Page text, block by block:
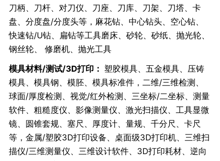
刀柄、刀杆、对刀仪、刀座、刀库、刀架、刀塔、卡
盘、分度盘/分度头等，麻花钻、中心钻头、空心钻、
快速钻/U钻、扁钻等工具磨床、砂轮、砂纸、抛光轮、
钢丝轮、 修磨机、抛光工具
模具材料/测试/3D打印： 塑胶模具、五金模具、压铸
模具、模具钢、模胚、模具标准件，二维/三维检测、
球面/厚度检测、视觉/红外检测、三坐标/二坐标、测量
软件、粗糙度仪、影像测量仪、激光扫描仪、工具显微
镜、圆锥套规、塞尺、厚度计、量规、千分尺、卡尺
等，金属/塑胶3D打印设备、桌面级3D打印机、三维扫
描仪/三维测量仪、三维设计软件、3D打印耗材、逆向